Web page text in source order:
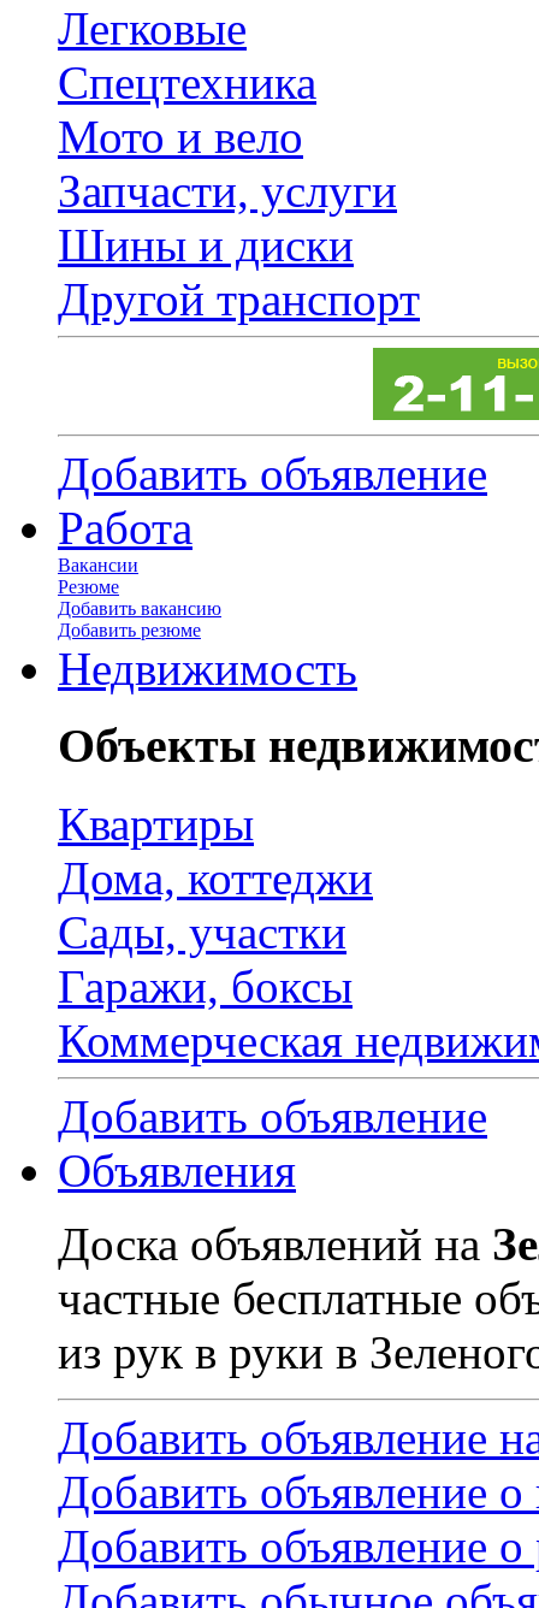
Легковые
Спецтехника
Мото и вело
Запчасти, услуги
Шины и диски
Другой транспорт
Добавить объявление
Работа
Вакансии
Резюме
Добавить вакансию
Добавить резюме
Недвижимость
Объекты
Квартиры
Дома, коттеджи
Сады, участки
Гаражи, боксы
Коммерческая
Добавить объявление
Объявления
Доска объявлений на
частные бесплатные
из рук в руки в
Добавить объявление
Добавить объявление
Добавить объявление о